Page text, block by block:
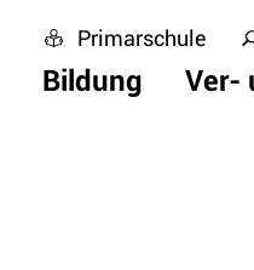
Primarschule
Bildung Ver-